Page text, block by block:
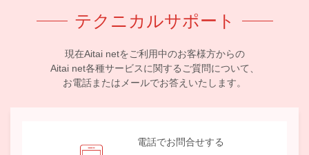
テクニカルサポート
現在Aitai netをご利用中のお客様方からの
Aitai net各種サービスに関するご質問について、
お電話またはメールでお答えいたします。
電話でお問合せする